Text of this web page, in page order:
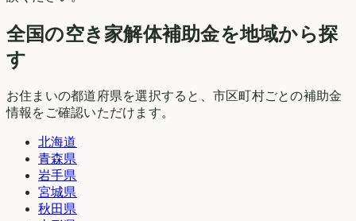
全国の空き家解体補助金を地域から探
す
お住まいの都道府県を選択すると、市区町村ごとの補助金
情報をご確認いただけます。
北海道
青森県
岩手県
宮城県
秋田県